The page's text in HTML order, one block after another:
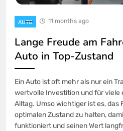
AUTO 11 months ago
Lange Freude am
Auto in Top-Zustand
Ein Auto ist oft mehr als nur ein
wertvolle Investition und für viele
Alltag. Umso wichtiger ist es, das
optimalen Zustand zu halten,
funktioniert und seinen Wert